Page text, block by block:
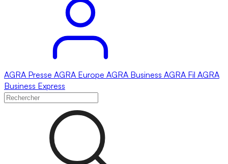
AGRA Presse AGRA Europe AGRA Business AGRA Fil AGRA
Business Express